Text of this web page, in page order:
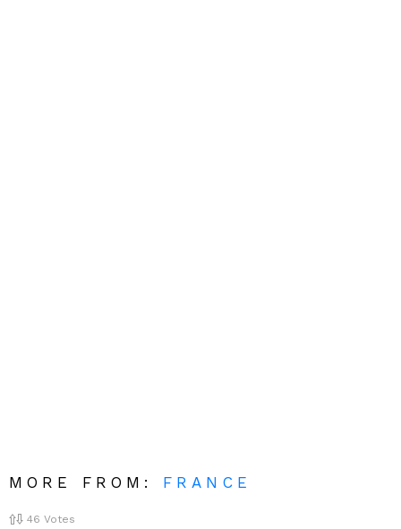
MORE FROM: FRANCE
46 Votes